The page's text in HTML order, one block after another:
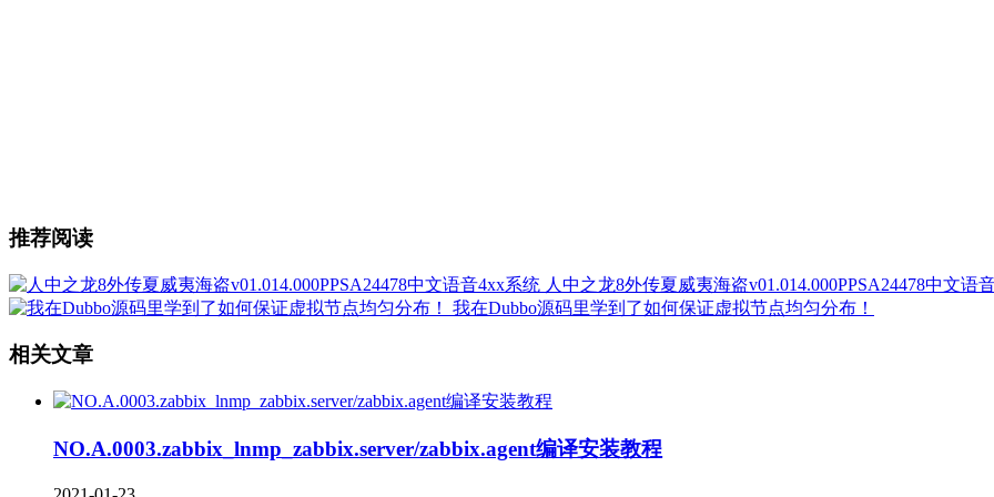
推荐阅读
人中之龙8外传夏威夷海盗v01.014.000PPSA24478中文语
我在Dubbo源码里学到了如何保证虚拟节点均匀分布！
相关文章
NO.A.0003.zabbix_lnmp_zabbix.server/zabbix.agent编译安装教程